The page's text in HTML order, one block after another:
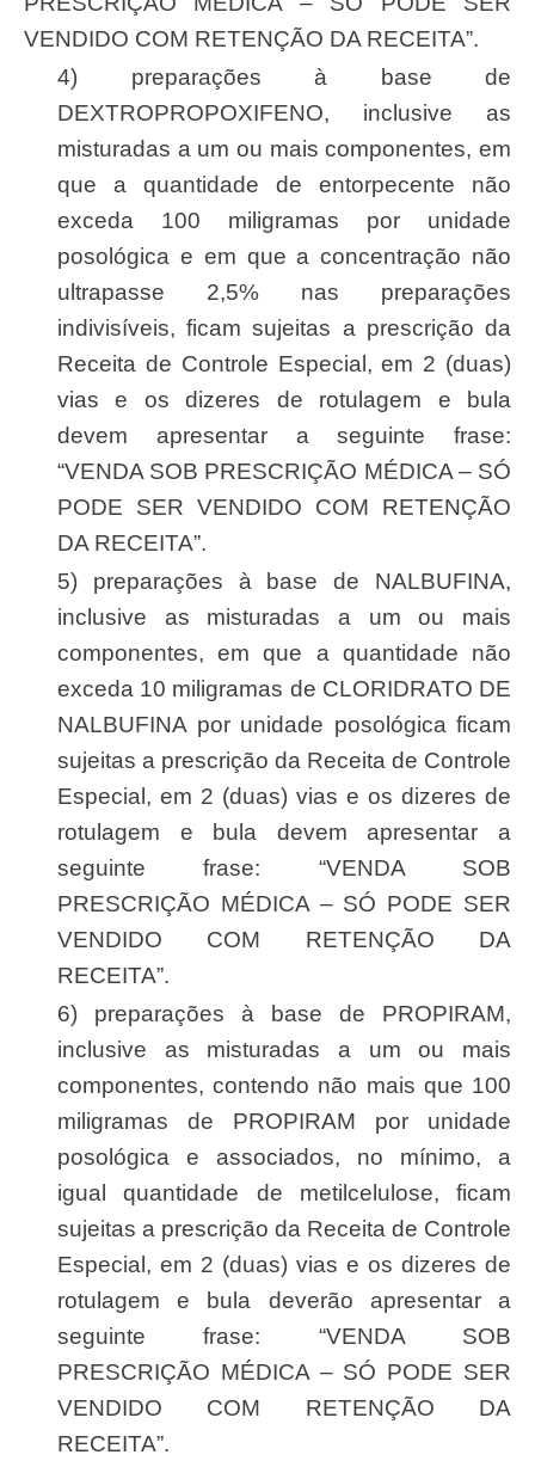
VENDIDO COM RETENÇÃO DA RECEITA”.
4) preparações à base de
DEXTROPROPOXIFENO, inclusive as
misturadas a um ou mais componentes, em
que a quantidade de entorpecente não
exceda 100 miligramas por unidade
posológica e em que a concentração não
ultrapasse 2,5% nas preparações
indivisíveis, ficam sujeitas a prescrição da
Receita de Controle Especial, em 2 (duas)
vias e os dizeres de rotulagem e bula
devem apresentar a seguinte frase:
“VENDA SOB PRESCRIÇÃO MÉDICA – SÓ
PODE SER VENDIDO COM RETENÇÃO
DA RECEITA”.
5) preparações à base de NALBUFINA,
inclusive as misturadas a um ou mais
componentes, em que a quantidade não
exceda 10 miligramas de CLORIDRATO DE
NALBUFINA por unidade posológica ficam
sujeitas a prescrição da Receita de Controle
Especial, em 2 (duas) vias e os dizeres de
rotulagem e bula devem apresentar a
seguinte frase: “VENDA SOB
PRESCRIÇÃO MÉDICA – SÓ PODE SER
VENDIDO COM RETENÇÃO DA
RECEITA”.
6) preparações à base de PROPIRAM,
inclusive as misturadas a um ou mais
componentes, contendo não mais que 100
miligramas de PROPIRAM por unidade
posológica e associados, no mínimo, a
igual quantidade de metilcelulose, ficam
sujeitas a prescrição da Receita de Controle
Especial, em 2 (duas) vias e os dizeres de
rotulagem e bula deverão apresentar a
seguinte frase: “VENDA SOB
PRESCRIÇÃO MÉDICA – SÓ PODE SER
VENDIDO COM RETENÇÃO DA
RECEITA”.